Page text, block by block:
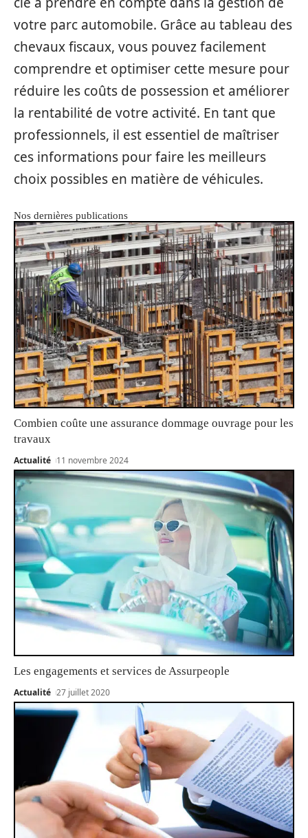
votre parc automobile. Grâce au tableau des
chevaux fiscaux, vous pouvez facilement
comprendre et optimiser cette mesure pour
réduire les coûts de possession et améliorer
la rentabilité de votre activité. En tant que
professionnels, il est essentiel de maîtriser
ces informations pour faire les meilleurs
choix possibles en matière de véhicules.
Nos dernières publications
Combien coûte une assurance dommage ouvrage pour les
travaux
Actualité 11 novembre 2024
Les engagements et services de Assurpeople
Actualité 27 juillet 2020